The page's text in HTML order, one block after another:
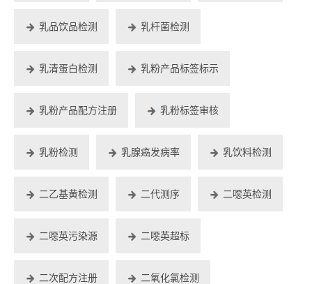
乳品饮品检测 乳杆菌检测
乳清蛋白检测 乳粉产品标签标示
乳粉产品配方注册 乳粉标签审核
乳粉检测 乳腺癌发病率 乳饮料检测
二乙基黄检测 二代测序 二噁英检测
二噁英污染源 二噁英超标
二次配方注册 二氧化氯检测